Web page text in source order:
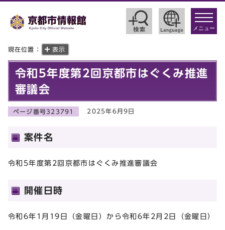
toggle
メニュー
現在位置： 表示
令和5年度第2回京都市はぐくみ推進
審議会
ページ番号323791 2025年6月9日
案件名
令和5年度第2回京都市はぐくみ推進審議会
開催日時
令和6年1月19日（金曜日）から令和6年2月2日（金曜日）